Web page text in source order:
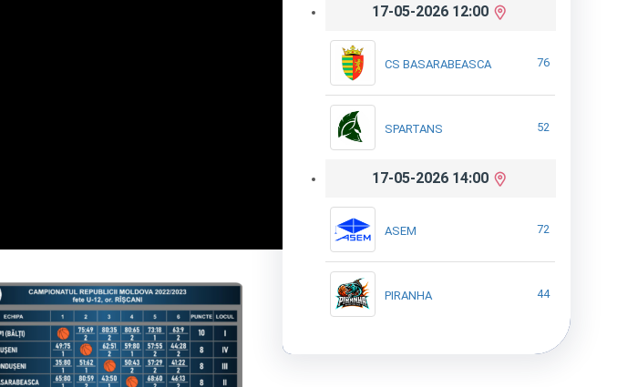
17-05-2026 12:00
CS BASARABEASCA 76
SPARTANS 52
17-05-2026 14:00
ASEM 72
PIRANHA 44